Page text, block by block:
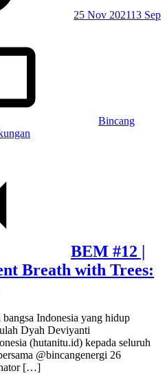
25 Nov 202113 Sep
Bincang
BEM #12 |
Breath with Trees:
Indonesia yang hidup
Dyah Deviyanti
(hutanitu.id) kepada seluruh
@bincangenergi 26
[…]